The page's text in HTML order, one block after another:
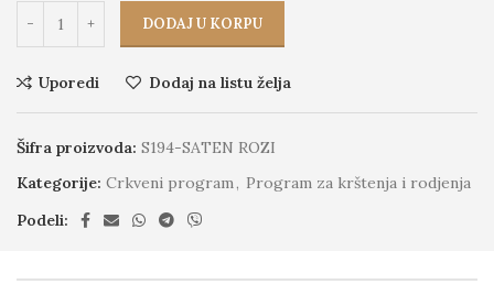
DODAJ U KORPU
Uporedi Dodaj na listu želja
Šifra proizvoda: S194-SATEN ROZI
Kategorije: Crkveni program, Program za krštenja i rodjenja
Podeli: